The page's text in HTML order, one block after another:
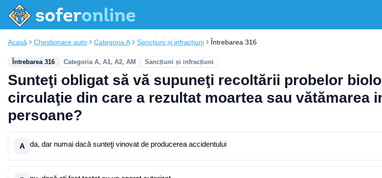
Acasă Chestionare auto Categoria A Sancțiuni și infracțiuni Întrebarea 316
Întrebarea 316 Categoria A, A1, A2, AM Sancțiuni și infracțiuni
Sunteţi obligat să vă supuneţi recoltării probelor
circulaţie din care a rezultat moartea sau
persoane?
A da, dar numai dacă sunteţi vinovat de producerea accidentului